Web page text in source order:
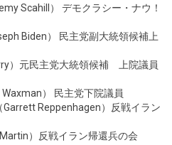
Scahill） デモクラシー・ナウ！
Biden） 民主党副大統領候補上
）元民主党大統領候補 上院議員
） 民主党下院議員
Reppenhagen）反戦イラン
）反戦イラン帰還兵の会